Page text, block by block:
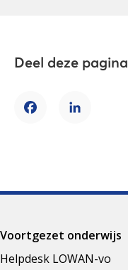
Deel deze pagina
FacebookLinkedIn
Voortgezet onderwijs
Helpdesk LOWAN-vo